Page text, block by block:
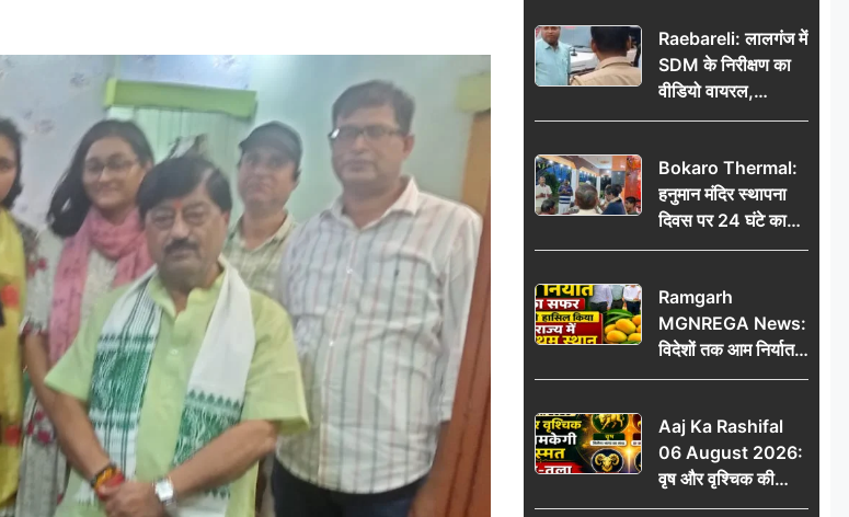
Raebareli: लालगंज में
SDM के निरीक्षण का
वीडियो वायरल,
प्रशासनिक सक्रियता
कवायद?
Bokaro Thermal:
हनुमान मंदिर स्थापना
दिवस पर 24 घंटे का
अखंड हरि कीर्तन,
थर्मल
Ramgarh
MGNREGA News:
विदेशों तक आम निर्यात
का सफर, जिले ने
प्रथम स्थान
Aaj Ka Rashifal
06 August 2026:
वृष और वृश्चिक की
चमकेगी किस्मत, मेष-